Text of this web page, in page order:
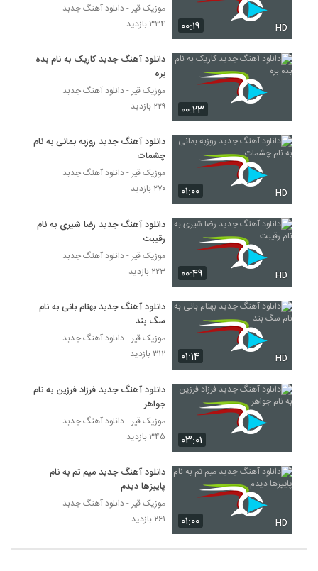
353
دانلود آهنگ رضا همتی دلشکسته
۱,۳۵۶ بازدید
دانلود آهنگ مهدی سروری کنارم بمون
۵۰۴ بازدید
355
امیرحسین کاملی آهنگ عزیزمه
۴۷۳ بازدید
Mehdi Hashemi Naya Samtam
۳۹۵ بازدید
موزیک زیبای قصه عشق از حامد صفاپور
358
دانلود آهنگ یاسر ملک به من پشت کردی
دانلود آهنگ علی سفلی جذاب
۶,۹۱۵ بازدید
دانلود آهنگ منه بی قرارو از امیرحسین
مسعودی
۱,۱۵۸ بازدید
361
دانلود آهنگ مشکات ضربان قلبم
Puzzle Band Maghror o Ashegh
Remix II
۴۷۱ بازدید
۰۰:۱۹ HD
موزیک قیر - دانلود آهنگ جدبد
۳۳۴ بازدید
۰۰:۲۳
دانلود آهنگ جدید کاریک به نام بده
بره
موزیک قیر - دانلود آهنگ جدبد
۲۲۹ بازدید
۰۱:۰۰ HD
دانلود آهنگ جدید روزبه بمانی به نام
چشمات
موزیک قیر - دانلود آهنگ جدبد
۲۷۰ بازدید
۰۰:۴۹ HD
دانلود آهنگ جدید رضا شیری به نام
رقیبت
موزیک قیر - دانلود آهنگ جدبد
۲۲۳ بازدید
۰۱:۱۴ HD
دانلود آهنگ جدید بهنام بانی به نام
سگ بند
موزیک قیر - دانلود آهنگ جدبد
۳۱۲ بازدید
۰۳:۰۱
دانلود آهنگ جدید فرزاد فرزین به نام
جواهر
موزیک قیر - دانلود آهنگ جدبد
۳۴۵ بازدید
۰۱:۰۰ HD
دانلود آهنگ جدید میم تم به نام
پاییزها دیدم
موزیک قیر - دانلود آهنگ جدبد
۲۶۱ بازدید